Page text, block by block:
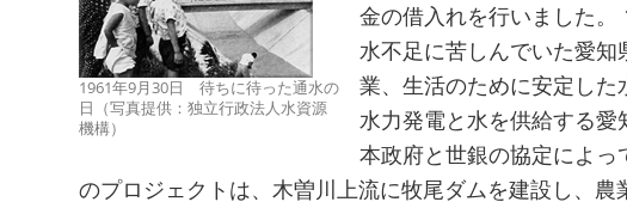
1961年9月30日 待ちに待った通水の
日（写真提供：独立行政法人水資源
機構）
金の借入れを行いました。
水不足に苦しんでいた愛知
業、生活のために安定した
水力発電と水を供給する愛
本政府と世銀の協定によっ
のプロジェクトは、木曽川上流に牧尾ダムを建設し、農